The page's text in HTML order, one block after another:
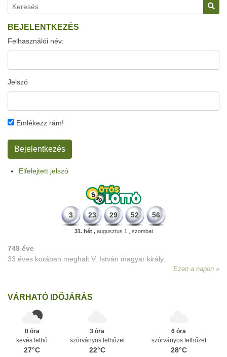
BEJELENTKEZÉS
Felhasználói név:
Jelszó
Emlékezz rám!
Elfelejtett jelszó
3 23 29 52 56
31. hét ,augusztus 1., szombat
749 éve
33 éves korában meghalt V. István magyar király.
Ezen a napon
VÁRHATÓ IDŐJÁRÁS
0 óra
kevés felhő
27°C
3 óra
szórványos felhőzet
22°C
6 óra
szórványos felhőzet
28°C